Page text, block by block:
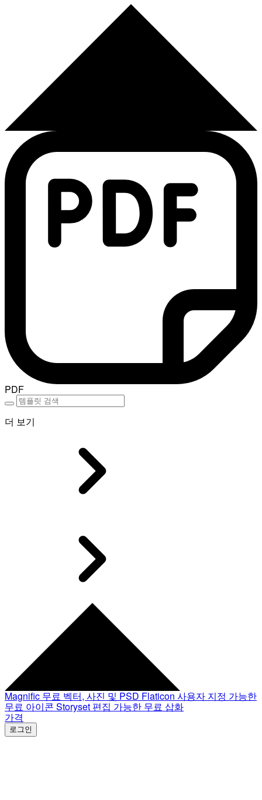
PDF
더 보기
Magnific 무료 벡터, 사진 및 PSD Flaticon 사용자 지정 가능한
무료 아이콘 Storyset 편집 가능한 무료 삽화
가격
로그인